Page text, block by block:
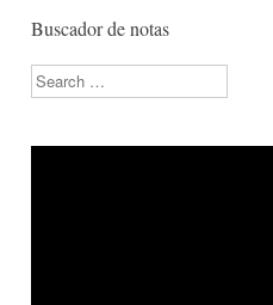
Buscador de notas
Search